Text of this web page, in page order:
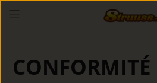
CONFORMITÉ